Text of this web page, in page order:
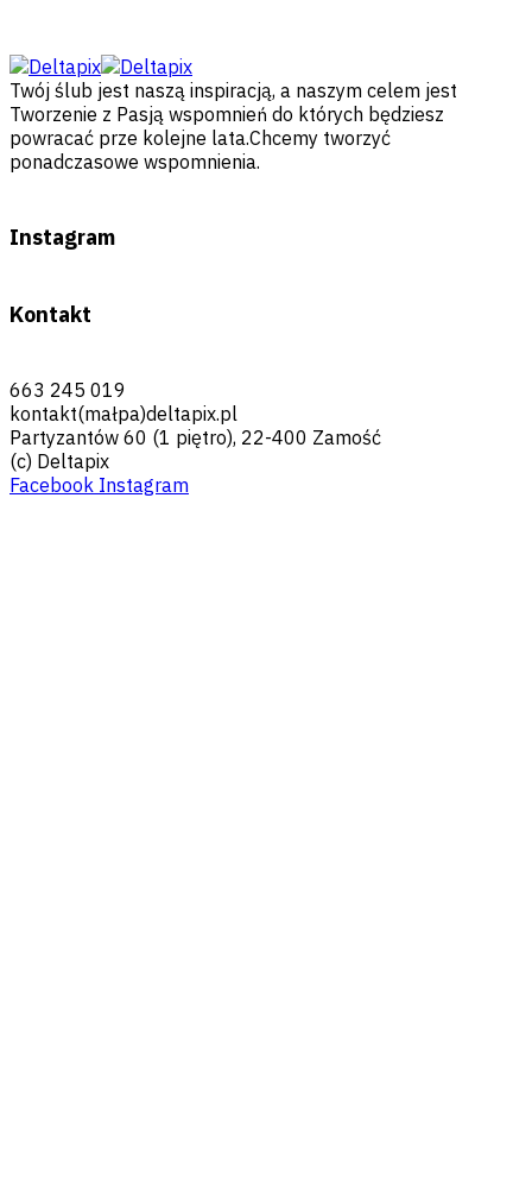
Twój ślub jest naszą inspiracją, a naszym celem jest
Tworzenie z Pasją wspomnień do których będziesz
powracać prze kolejne lata.Chcemy tworzyć
ponadczasowe wspomnienia.
Instagram
Kontakt
663 245 019
kontakt(małpa)deltapix.pl
Partyzantów 60 (1 piętro), 22-400 Zamość
(c) Deltapix
Facebook Instagram